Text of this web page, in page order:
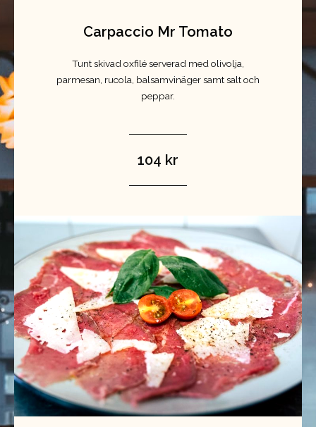
Carpaccio Mr Tomato
Tunt skivad oxfilé serverad med olivolja,
parmesan, rucola, balsamvinäger samt salt och
peppar.
104 kr